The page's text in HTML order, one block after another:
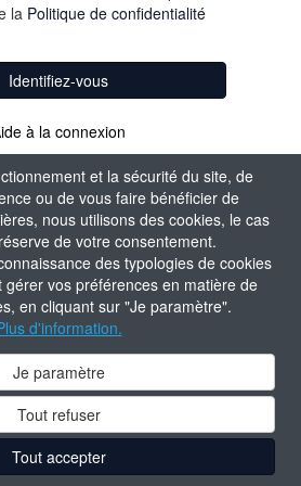
et la sécurité du site, de
ou de vous faire bénéficier de
nous utilisons des cookies, le cas
de votre consentement.
des typologies de cookies
gérer vos préférences en matière de
en cliquant sur "Je paramètre".
d'information.
Je paramètre
Tout refuser
Tout accepter
la Politique de confidentialité
Identifiez-vous
à la connexion